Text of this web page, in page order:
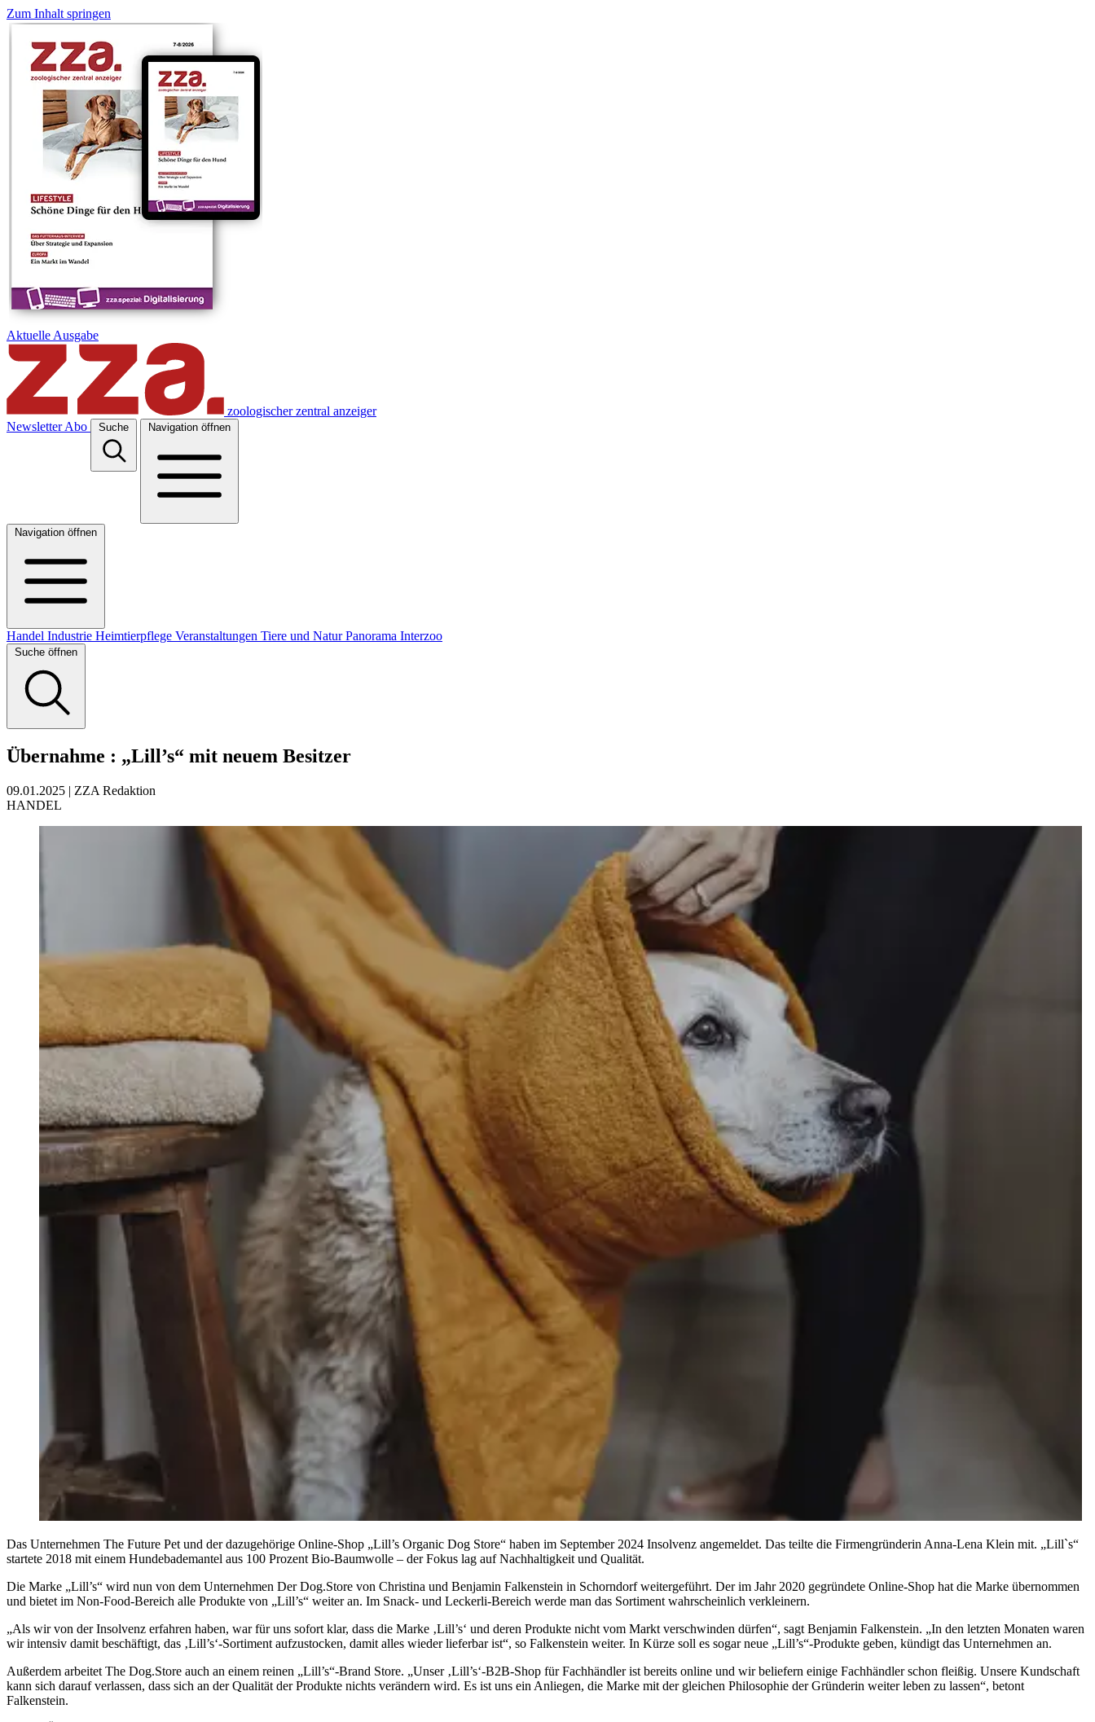
Zum Inhalt springen
Aktuelle Ausgabe
zoologischer zentral anzeiger
Newsletter Abo Suche Navigation öffnen
Navigation öffnen
Handel Industrie Heimtierpflege Veranstaltungen Tiere und NaturPanorama Interzoo
Suche öffnen
Übernahme : „Lill’s“ mit neuem Besitzer
09.01.2025 | ZZA Redaktion
HANDEL
Das Unternehmen The Future Pet und der dazugehörige Online-Shop „Lill’s Organic Dog Store“ haben im September 2024 Insolvenz angemeldet. Das teilte die Firmengründerin Anna-Lena Klein mit. „Lill`s“
startete 2018 mit einem Hundebademantel aus 100 Prozent Bio-Baumwolle – der Fokus lag auf Nachhaltigkeit und Qualität.
Die Marke „Lill’s“ wird nun von dem Unternehmen Der Dog.Store von Christina und Benjamin Falkenstein in Schorndorf weitergeführt. Der im Jahr 2020 gegründete Online-Shop hat die Marke übernommen
und bietet im Non-Food-Bereich alle Produkte von „Lill’s“ weiter an. Im Snack- und Leckerli-Bereich werde man das Sortiment wahrscheinlich verkleinern.
„Als wir von der Insolvenz erfahren haben, war für uns sofort klar, dass die Marke ‚Lill’s‘ und deren Produkte nicht vom Markt verschwinden dürfen“, sagt Benjamin Falkenstein. „In den letzten Monaten waren
wir intensiv damit beschäftigt, das ‚Lill’s‘-Sortiment aufzustocken, damit alles wieder lieferbar ist“, so Falkenstein weiter. In Kürze soll es sogar neue „Lill’s“-Produkte geben, kündigt das Unternehmen an.
Außerdem arbeitet The Dog.Store auch an einem reinen „Lill’s“-Brand Store. „Unser ‚Lill’s‘-B2B-Shop für Fachhändler ist bereits online und wir beliefern einige Fachhändler schon fleißig. Unsere Kundschaft
kann sich darauf verlassen, dass sich an der Qualität der Produkte nichts verändern wird. Es ist uns ein Anliegen, die Marke mit der gleichen Philosophie der Gründerin weiter leben zu lassen“, betont
Falkenstein.